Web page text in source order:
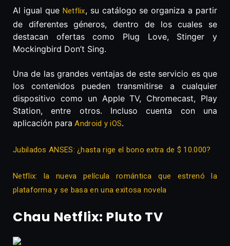
Al igual que Netflix, su catálogo se organiza a partir
de diferentes géneros, dentro de los cuales se
destacan ofertas como Plug Love, Stinger y
Mockingbird Don’t Sing.
Una de las grandes ventajas de este servicio es que
los contenidos pueden transmitirse a cualquier
dispositivo como un Apple TV, Chromecast, Play
Station, entre otros. Incluso cuenta con una
aplicación para Android y iOS.
Jubilados ANSES: ¿hasta rige el bono extra de $ 10.000?
Netflix: la nueva película romántica que estrenó la
plataforma y se basa en una exitosa novela
Chau Netflix: Pluto TV